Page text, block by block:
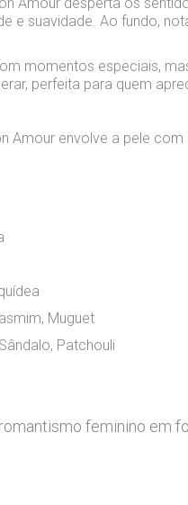
e suavidade. Ao fundo,
momentos especiais,
perfeita para quem
Amour envolve a pele
Muguet
Patchouli
feminino em